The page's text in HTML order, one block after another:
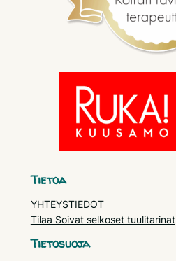
Tietoa
YHTEYSTIEDOT
Tilaa Soivat selkoset tuulitarinat
Tietosuoja